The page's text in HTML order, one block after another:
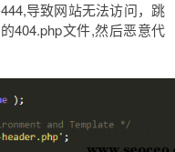
导致网站无法访问，跳
404.php文件,然后恶意代